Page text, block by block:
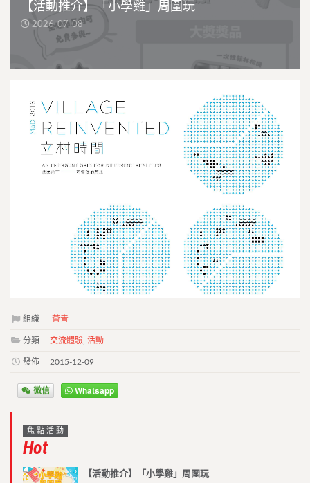
【活動推介】「小學雞」周圍玩
2026-07-08
組織 薈青
分類 交流體驗 活動
發佈 2015-12-09
微信 Whatsapp
焦點活動
Hot
【活動推介】「小學雞」周圍玩